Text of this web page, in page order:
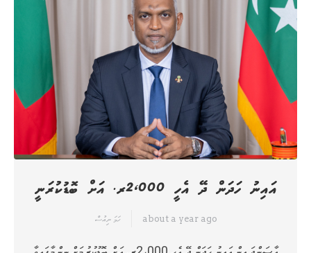
އައިނު ހަދަން ދޭ އެހީ 2،000ރ. އަށް ބޮޑުކުރަނީ
ހަމަ ނިއުސް about a year ago